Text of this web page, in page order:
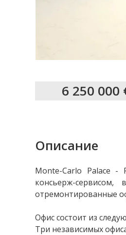
6 250 000
Описание
Monte-Carlo Palace -
консьерж-
отремонтированные
Офис состоит из
Три независимых